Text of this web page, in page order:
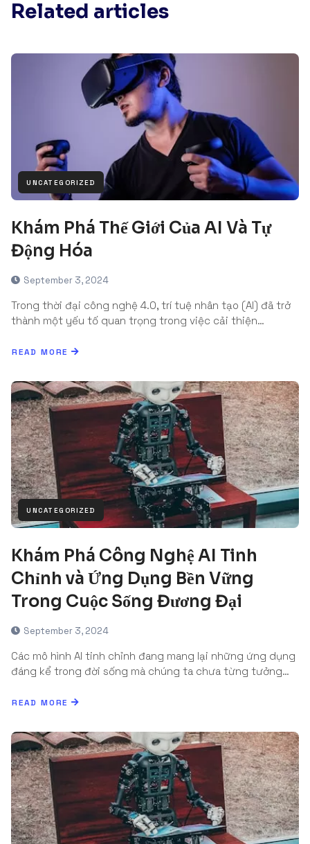
Related articles
UNCATEGORIZED
Khám Phá Thế Giới Của AI Và Tự
Động Hóa
September 3, 2024
Trong thời đại công nghệ 4.0, trí tuệ nhân tạo (AI) đã trở
thành một yếu tố quan trọng trong việc cải thiện…
READ MORE
UNCATEGORIZED
Khám Phá Công Nghệ AI Tinh
Chỉnh và Ứng Dụng Bền Vững
Trong Cuộc Sống Đương Đại
September 3, 2024
Các mô hình AI tinh chỉnh đang mang lại những ứng dụng
đáng kể trong đời sống mà chúng ta chưa từng tưởng…
READ MORE